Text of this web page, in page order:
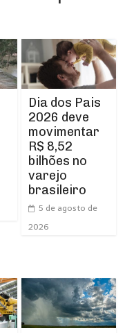
Dia dos Pais
2026 deve
movimentar
R$ 8,52
bilhões no
varejo
brasileiro
5 de agosto de
2026